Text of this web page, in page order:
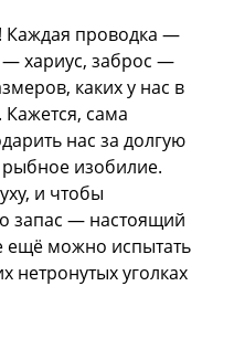
Каждая проводка —
— хариус, заброс —
каких у нас в
Кажется, сама
нас за долгую
изобилие.
и чтобы
запас — настоящий
ещё можно испытать
нетронутых уголках